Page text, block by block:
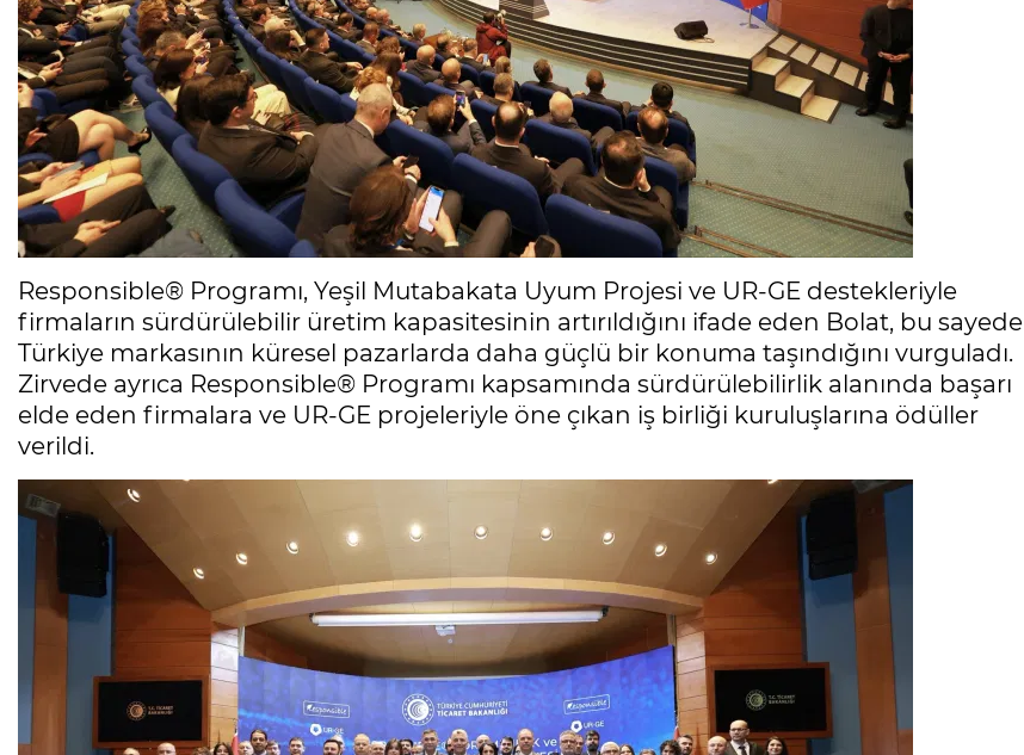
Responsible® Programı, Yeşil Mutabakata Uyum Projesi ve UR-GE destekleriyle
firmaların sürdürülebilir üretim kapasitesinin artırıldığını ifade eden Bolat, bu sayede
Türkiye markasının küresel pazarlarda daha güçlü bir konuma taşındığını vurguladı.
Zirvede ayrıca Responsible® Programı kapsamında sürdürülebilirlik alanında başarı
elde eden firmalara ve UR-GE projeleriyle öne çıkan iş birliği kuruluşlarına ödüller
verildi.